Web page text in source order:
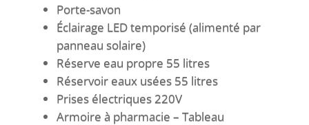
Porte-savon
Éclairage LED temporisé (alimenté par
panneau solaire)
Réserve eau propre 55 litres
Réservoir eaux usées 55 litres
Prises électriques 220V
Armoire à pharmacie – Tableau